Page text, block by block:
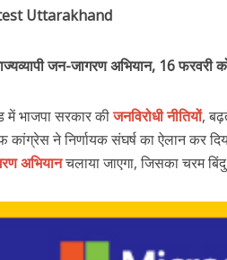
Uttarakhand
जन-जागरण अभियान, 16 फरवरी
में भाजपा सरकार कीजनविरोधी नीतियों,
कांग्रेस ने निर्णायक संघर्ष का ऐलान कर
अभियानचलाया जाएगा, जिसका चरम